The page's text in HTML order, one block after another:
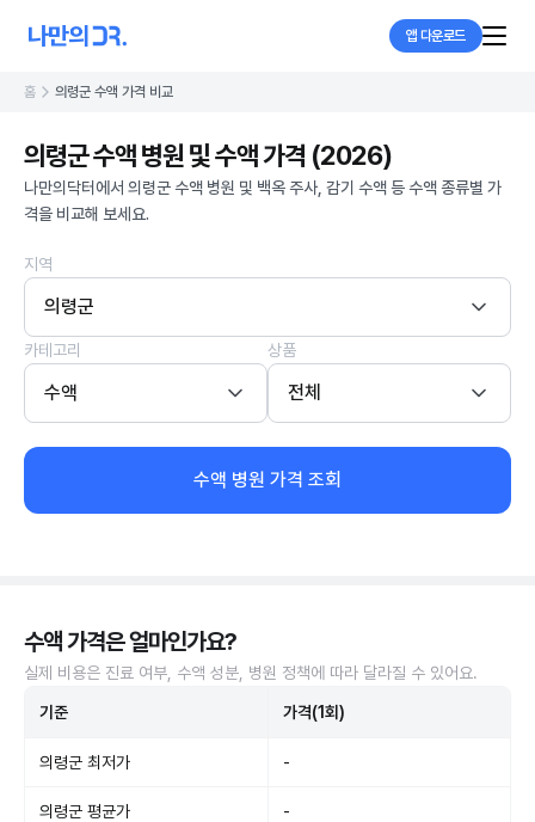
앱 다운로드
홈 의령군 수액 가격 비교
의령군 수액 병원 및 수액 가격 (2026)
나만의닥터에서 의령군 수액 병원 및 백옥 주사, 감기 수액 등 수액 종류별 가
격을 비교해 보세요.
지역
의령군
카테고리
수액
상품
전체
수액 병원 가격 조회
수액 가격은 얼마인가요?
실제 비용은 진료 여부, 수액 성분, 병원 정책에 따라 달라질 수 있어요.
기준 가격(1회)
의령군 최저가 -
의령군 평균가 -